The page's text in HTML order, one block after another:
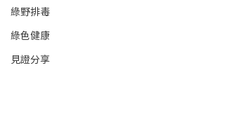
綠野排毒
綠色健康
見證分享